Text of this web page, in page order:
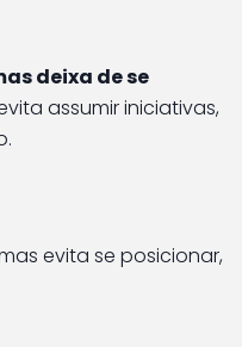
deixa de se
assumir iniciativas,
evita se posicionar,